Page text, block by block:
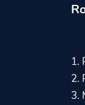
1.
2.
3.